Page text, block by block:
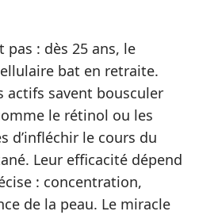
pas : dès 25 ans, le
bat en retraite.
actifs savent bousculer
le rétinol ou les
d’infléchir le cours du
Leur efficacité dépend
: concentration,
de la peau. Le miracle